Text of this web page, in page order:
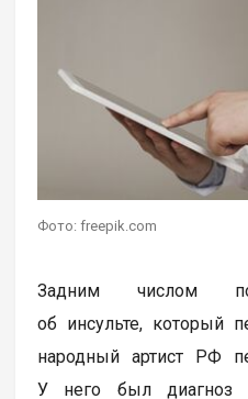
Фото: freepik.com
Задним числом
об инсульте, который
народный артист РФ
У него был диагноз